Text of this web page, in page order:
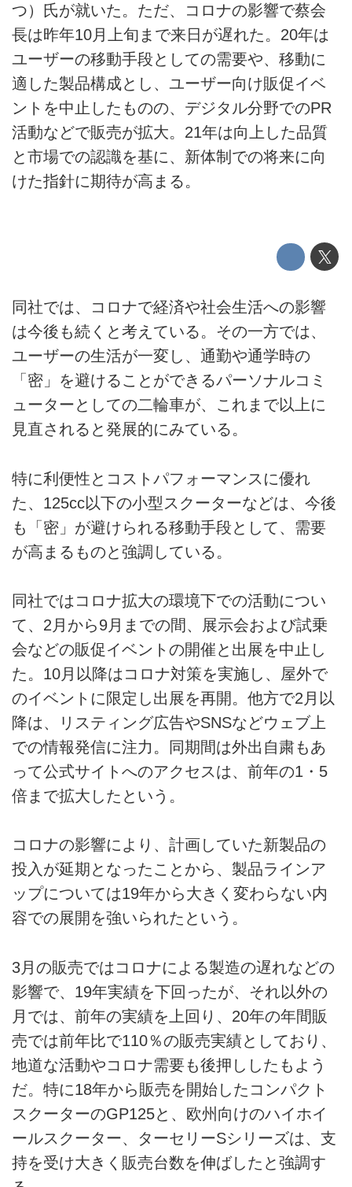
つ）氏が就いた。ただ、コロナの影響で蔡会
長は昨年10月上旬まで来日が遅れた。20年は
ユーザーの移動手段としての需要や、移動に
適した製品構成とし、ユーザー向け販促イベ
ントを中止したものの、デジタル分野でのPR
活動などで販売が拡大。21年は向上した品質
と市場での認識を基に、新体制での将来に向
けた指針に期待が高まる。
同社では、コロナで経済や社会生活への影響
は今後も続くと考えている。その一方では、
ユーザーの生活が一変し、通勤や通学時の
「密」を避けることができるパーソナルコミ
ューターとしての二輪車が、これまで以上に
見直されると発展的にみている。
特に利便性とコストパフォーマンスに優れ
た、125cc以下の小型スクーターなどは、今後
も「密」が避けられる移動手段として、需要
が高まるものと強調している。
同社ではコロナ拡大の環境下での活動につい
て、2月から9月までの間、展示会および試乗
会などの販促イベントの開催と出展を中止し
た。10月以降はコロナ対策を実施し、屋外で
のイベントに限定し出展を再開。他方で2月以
降は、リスティング広告やSNSなどウェブ上
での情報発信に注力。同期間は外出自粛もあ
って公式サイトへのアクセスは、前年の1・5
倍まで拡大したという。
コロナの影響により、計画していた新製品の
投入が延期となったことから、製品ラインア
ップについては19年から大きく変わらない内
容での展開を強いられたという。
3月の販売ではコロナによる製造の遅れなどの
影響で、19年実績を下回ったが、それ以外の
月では、前年の実績を上回り、20年の年間販
売では前年比で110％の販売実績としており、
地道な活動やコロナ需要も後押ししたもよう
だ。特に18年から販売を開始したコンパクト
スクーターのGP125と、欧州向けのハイホイ
ールスクーター、ターセリーSシリーズは、支
持を受け大きく販売台数を伸ばしたと強調す